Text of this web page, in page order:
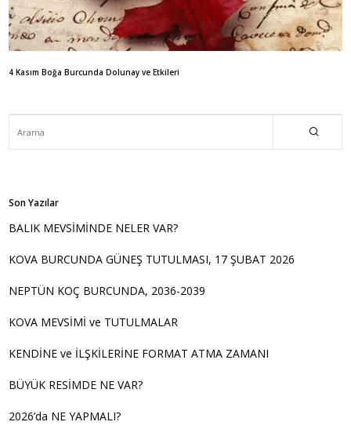
4 Kasım Boğa Burcunda Dolunay ve Etkileri
Son Yazılar
BALIK MEVSİMİNDE NELER VAR?
KOVA BURCUNDA GÜNEŞ TUTULMASI, 17 ŞUBAT 2026
NEPTÜN KOÇ BURCUNDA, 2036-2039
KOVA MEVSİMİ ve TUTULMALAR
KENDİNE ve İLŞKİLERİNE FORMAT ATMA ZAMANI
BÜYÜK RESİMDE NE VAR?
2026’da NE YAPMALI?